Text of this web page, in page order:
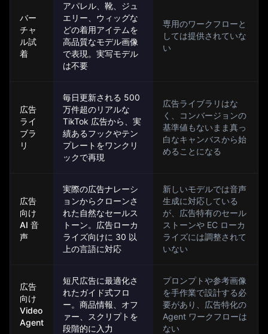
バー
チャ
ル試
着
アパレル、靴、ジュ
エリー、ウィッグな
どの着用アイテムを
高品質なモデル画像
で表現。実写モデル
は不要
専用のワークフローと
しては提供されていな
い
広告
ライ
ブラ
リ
毎日更新される 500
万件超のリアルな
TikTok 広告から、実
績あるフックやテン
プレートをワンクリ
ックで再現
広告ライブラリはな
く、コンバージョンの
基準値もないまま真っ
白なキャンバスから始
めることになる
広告
向け
AI 音
声
実際の広告ナレーシ
ョンからクローンさ
れた自然なセールス
トーン。広告ローカ
ライズ向けに 30 以
上の言語に対応
新しいモデルでは音声
生成に対応している
が、広告特有のセール
ストーンや EC ローカ
ライズには調整されて
いない
広告
向け
Video
Agent
短尺広告に最適化さ
れたガイド式フロ
ー。商品情報、オフ
ァー、スクリプトを
段階的に入力
プロンプトや参考画像
を手作業で設計する必
要があり、広告特化の
Agent ワークフローは
ない